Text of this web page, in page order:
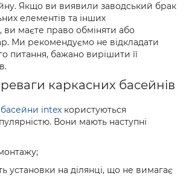
Якщо ви виявили заводський брак
елементів та інших
ви маєте право обміняти або
Ми рекомендуємо не відкладати
питання, бажано вирішити її
каркасних басейнів
басейни intex користуються
Вони мають наступні
установки на ділянці, що не вимагає